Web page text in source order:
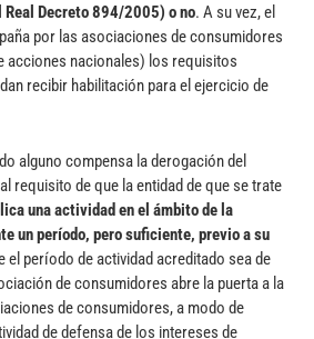
Decreto 894/2005) o no. A su vez, el
por las asociaciones de consumidores
acciones nacionales) los requisitos
recibir habilitación para el ejercicio de
alguno compensa la derogación del
requisito de que la entidad de que se trate
una actividad en el ámbito de la
un período, pero suficiente, previo a su
el período de actividad acreditado sea de
de consumidores abre la puerta a la
de consumidores, a modo de
de defensa de los intereses de